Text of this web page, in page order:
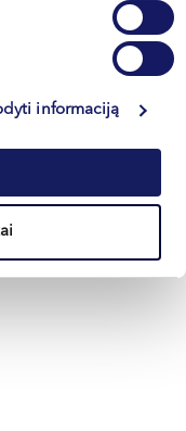
informaciją